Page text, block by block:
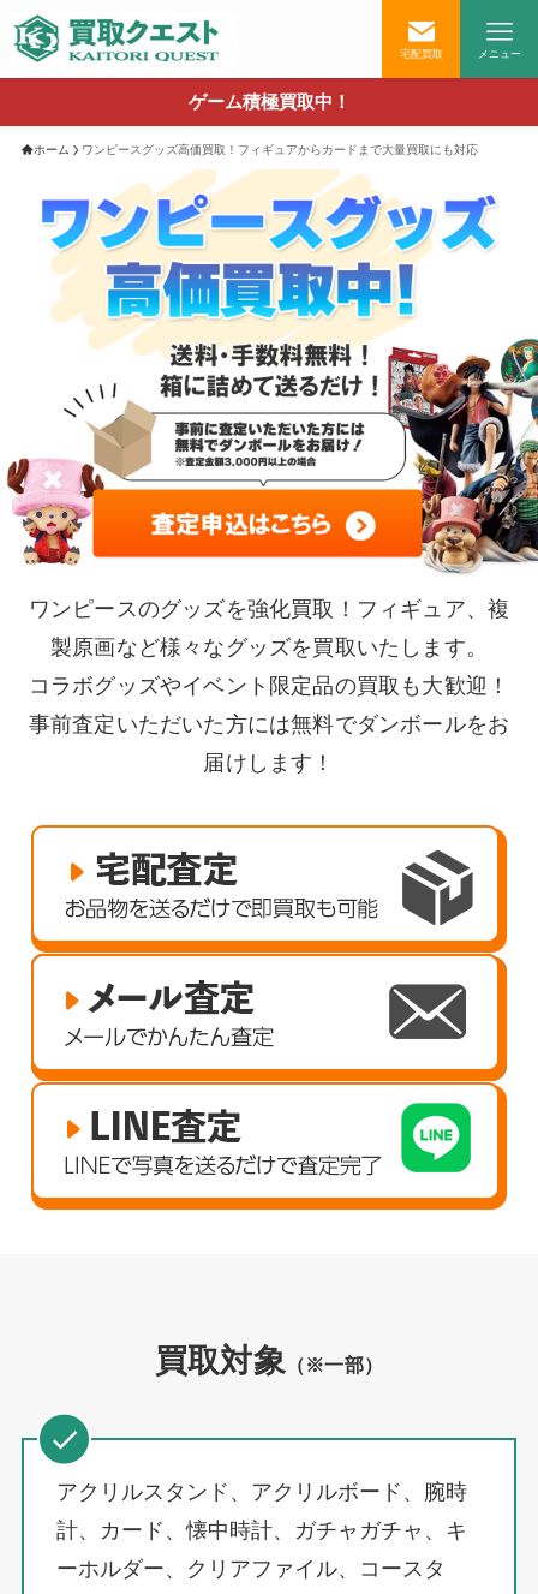
宅配買取 メニュー
ゲーム積極買取中！
ホーム ワンピースグッズ高価買取！フィギュアからカードまで大量買取にも対応
ワンピースのグッズを強化買取！フィギュア、複
製原画など様々なグッズを買取いたします。
コラボグッズやイベント限定品の買取も大歓迎！
事前査定いただいた方には無料でダンボールをお
届けします！
買取対象 （※一部）
アクリルスタンド、アクリルボード、腕時
計、カード、懐中時計、ガチャガチャ、キ
ーホルダー、クリアファイル、コースタ